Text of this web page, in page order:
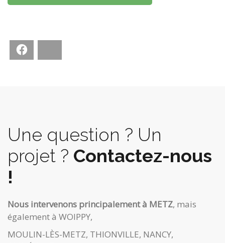
Une question ? Un
projet ? Contactez-nous
!
Nous intervenons principalement à METZ, mais
également à WOIPPY,
MOULIN-LÈS-METZ, THIONVILLE, NANCY,